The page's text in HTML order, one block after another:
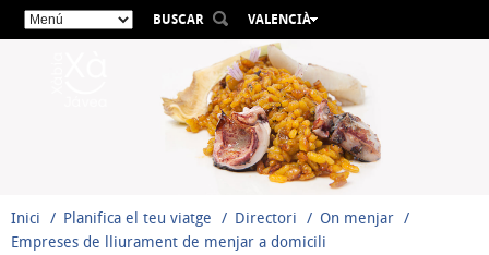
BUSCAR
VALENCIÀ
ESPAÑOL
ENGLISH
FRANÇAIS
DEUTSCH
РУССКИЙ
Inici Planifica el teu viatge Directori
On menjar
Empreses de lliurament de menjar a domicili